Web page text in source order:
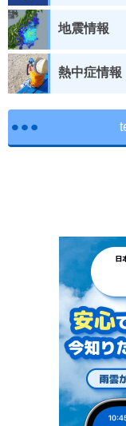
地震情報
熱中症情報